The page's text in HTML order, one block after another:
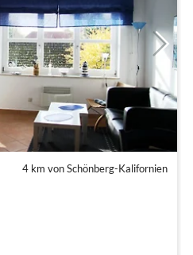
4 km von Schönberg-Kalifornien